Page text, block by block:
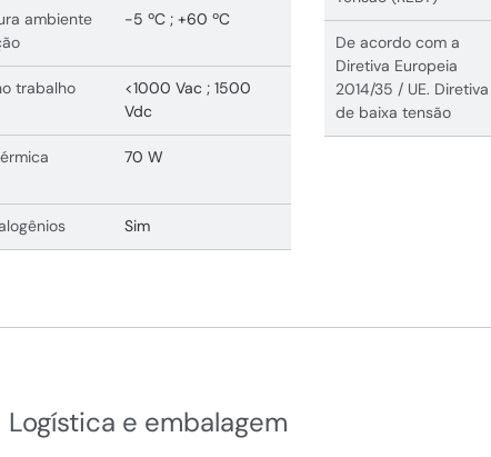
ambiente
-5 ºC ; +60 ºC
trabalho
<1000 Vac ; 1500
Vdc
70 W
Sim
De acordo com a
Diretiva Europeia
2014/35 / UE. Diretiva
de baixa tensão
Logística e embalagem